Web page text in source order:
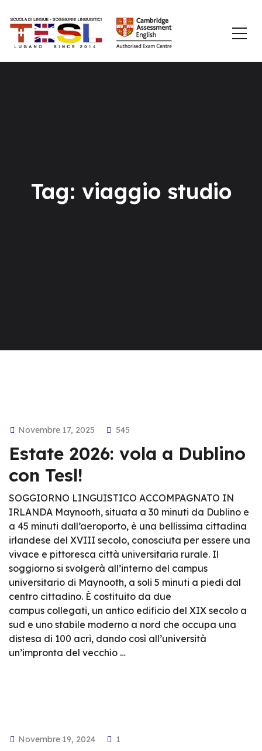
Tag: viaggio studio
Novembre 17, 2025 545
Estate 2026: vola a Dublino
con Tesl!
SOGGIORNO LINGUISTICO ACCOMPAGNATO IN
IRLANDA Maynooth, situata a 30 minuti da Dublino e
a 45 minuti dall’aeroporto, è una bellissima cittadina
irlandese del XVIII secolo, conosciuta per essere una
vivace e pittoresca città universitaria rurale. Il
soggiorno si svolgerà all’interno del campus
universitario di Maynooth, a soli 5 minuti a piedi dal
centro cittadino. È costituito da due
campus collegati, un antico edificio del XIX secolo a
sud e uno stabile moderno a nord che occupa una
distesa di 100 acri, dando così all’università
un’impronta del vecchio …
Novembre 19, 2024 1